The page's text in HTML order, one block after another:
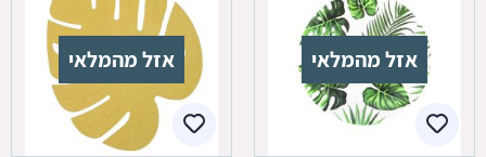
אזל מהמלאי אזל מהמלאי